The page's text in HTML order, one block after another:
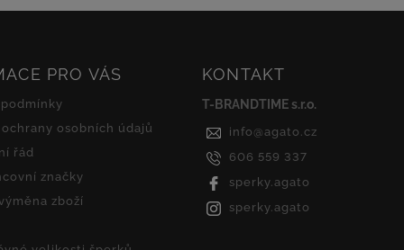
PRO VÁS
osobních údajů
řád
značky
zboží
KONTAKT
T-BRANDTIME s.r.o.
info @agato.cz
606 559 337
sperky.agato
sperky.agato